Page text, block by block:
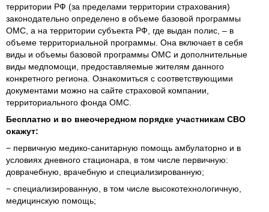
территории РФ (за пределами территории страхования)
законодательно определено в объеме базовой программы
ОМС, а на территории субъекта РФ, где выдан полис, – в
объеме территориальной программы. Она включает в себя
виды и объемы базовой программы ОМС и дополнительные
виды медпомощи, предоставляемые жителям данного
конкретного региона. Ознакомиться с соответствующими
документами можно на сайте страховой компании,
территориального фонда ОМС.
Бесплатно и во внеочередном порядке участникам СВО
окажут:
− первичную медико-санитарную помощь амбулаторно и в
условиях дневного стационара, в том числе первичную:
доврачебную, врачебную и специализированную;
− специализированную, в том числе высокотехнологичную,
медицинскую помощь;